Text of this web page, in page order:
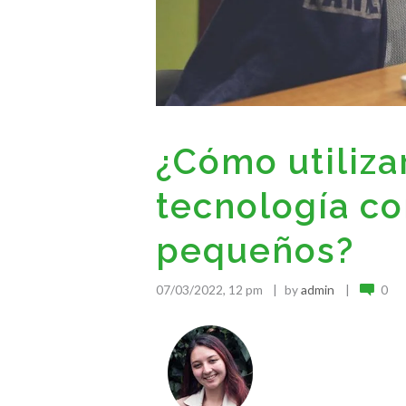
¿Cómo
tecnología
pequeños?
07/03/2022, 12 pm byadmin 0